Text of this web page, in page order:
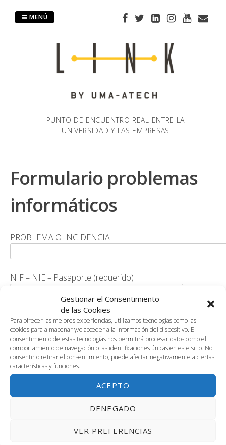
Gestionar el Consentimiento
de las Cookies
Para ofrecer las mejores experiencias, utilizamos tecnologías como las
cookies para almacenar y/o acceder a la información del dispositivo. El
consentimiento de estas tecnologías nos permitirá procesar datos como el
comportamiento de navegación o las identificaciones únicas en este sitio. No
consentir o retirar el consentimiento, puede afectar negativamente a ciertas
características y funciones.
ACEPTO
DENEGADO
VER PREFERENCIAS
PUNTO DE ENCUENTRO REAL ENTRE LA
UNIVERSIDAD Y LAS EMPRESAS
MENÚ
Formulario problemas
informáticos
PROBLEMA O INCIDENCIA
NIF – NIE – Pasaporte (requerido)
Nombre (requerido)
Apellidos (requerido)
Numero pegatina Gris